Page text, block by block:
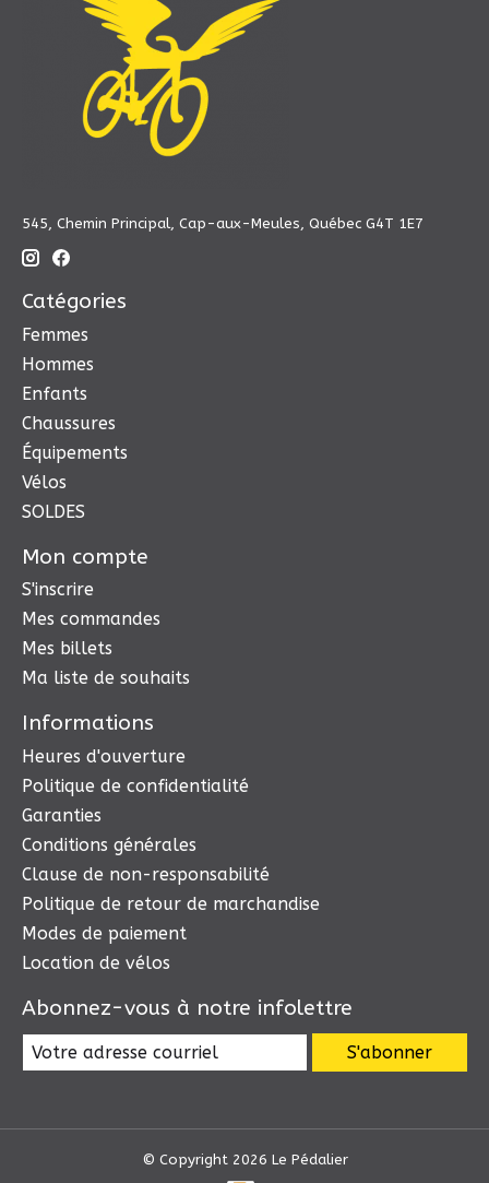
545, Chemin Principal, Cap-aux-Meules, Québec G4T 1E7
Catégories
Femmes
Hommes
Enfants
Chaussures
Équipements
Vélos
SOLDES
Mon compte
S'inscrire
Mes commandes
Mes billets
Ma liste de souhaits
Informations
Heures d'ouverture
Politique de confidentialité
Garanties
Conditions générales
Clause de non-responsabilité
Politique de retour de marchandise
Modes de paiement
Location de vélos
Abonnez-vous à notre infolettre
S'abonner
© Copyright 2026 Le Pédalier